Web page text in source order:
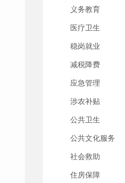
义务教育
医疗卫生
稳岗就业
减税降费
应急管理
涉农补贴
公共卫生
公共文化服务
社会救助
住房保障